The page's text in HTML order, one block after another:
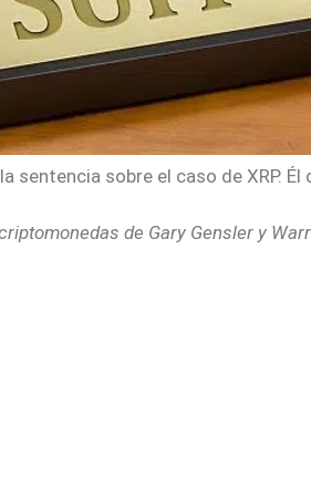
sentencia sobre el caso de XRP. Él
de Gary Gensler y